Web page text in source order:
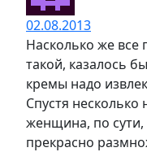
02.08.2013
Насколько же
такой, казалось
кремы надо
Спустя несколько
женщина, по сути,
прекрасно